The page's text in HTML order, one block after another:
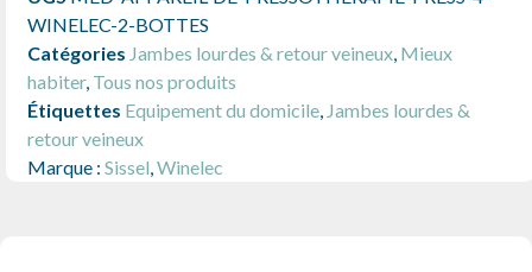
WINELEC-2-BOTTES
Catégories Jambes lourdes & retour veineux Mieux
habiter, Tous nos produits
Étiquettes Equipement du domicile Jambes lourdes &
retour veineux
Marque :Sissel ,Winelec